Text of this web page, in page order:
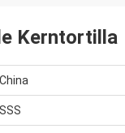
Kerntortilla
China
SSS